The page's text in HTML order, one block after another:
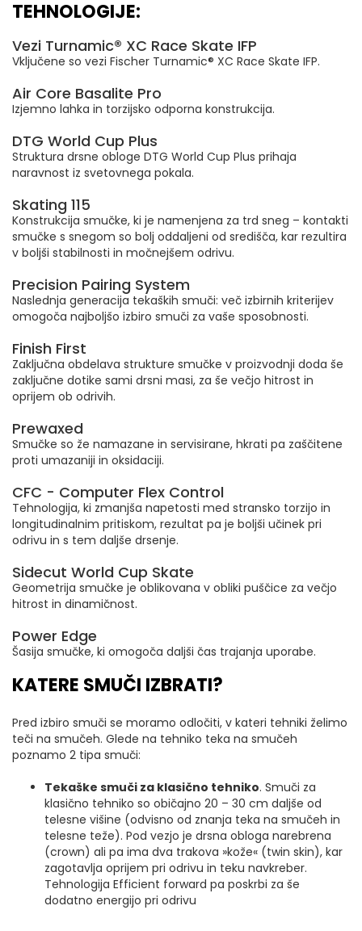
TEHNOLOGIJE:
Vezi Turnamic® XC Race Skate IFP
Vključene so vezi Fischer Turnamic® XC Race Skate IFP.
Air Core Basalite Pro
Izjemno lahka in torzijsko odporna konstrukcija.
DTG World Cup Plus
Struktura drsne obloge DTG World Cup Plus prihaja
naravnost iz svetovnega pokala.
Skating 115
Konstrukcija smučke, ki je namenjena za trd sneg – kontakti
smučke s snegom so bolj oddaljeni od središča, kar rezultira
v boljši stabilnosti in močnejšem odrivu.
Precision Pairing System
Naslednja generacija tekaških smuči: več izbirnih kriterijev
omogoča najboljšo izbiro smuči za vaše sposobnosti.
Finish First
Zaključna obdelava strukture smučke v proizvodnji doda še
zaključne dotike sami drsni masi, za še večjo hitrost in
oprijem ob odrivih.
Prewaxed
Smučke so že namazane in servisirane, hkrati pa zaščitene
proti umazaniji in oksidaciji.
CFC - Computer Flex Control
Tehnologija, ki zmanjša napetosti med stransko torzijo in
longitudinalnim pritiskom, rezultat pa je boljši učinek pri
odrivu in s tem daljše drsenje.
Sidecut World Cup Skate
Geometrija smučke je oblikovana v obliki puščice za večjo
hitrost in dinamičnost.
Power Edge
Šasija smučke, ki omogoča daljši čas trajanja uporabe.
KATERE SMUČI IZBRATI?
Pred izbiro smuči se moramo odločiti, v kateri tehniki želimo
teči na smučeh. Glede na tehniko teka na smučeh
poznamo 2 tipa smuči:
Tekaške smuči za klasično tehniko. Smuči za
klasično tehniko so običajno 20 – 30 cm daljše od
telesne višine (odvisno od znanja teka na smučeh in
telesne teže). Pod vezjo je drsna obloga narebrena
(crown) ali pa ima dva trakova »kože« (twin skin), kar
zagotavlja oprijem pri odrivu in teku navkreber.
Tehnologija Efficient forward pa poskrbi za še
dodatno energijo pri odrivu